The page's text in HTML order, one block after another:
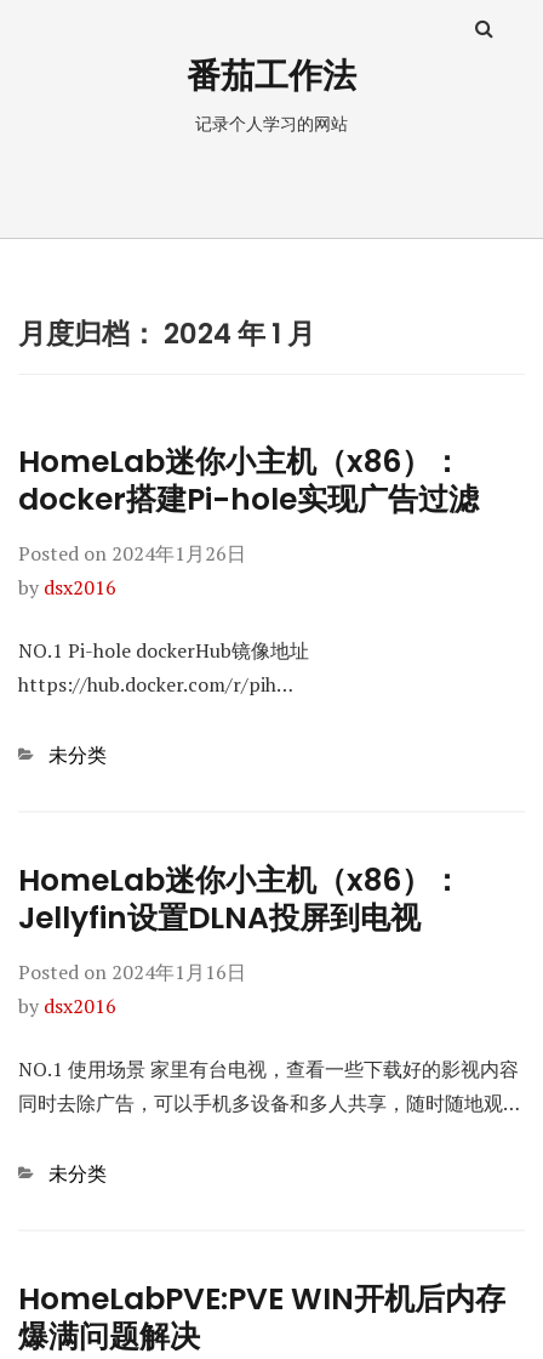
番茄工作法
记录个人学习的网站
月度归档： 2024 年 1 月
HomeLab迷你小主机（x86）：
docker搭建Pi-hole实现广告过滤
Posted on 2024年1月26日
by dsx2016
NO.1 Pi-hole dockerHub镜像地址
https://hub.docker.com/r/pih…
Categories
未分类
HomeLab迷你小主机（x86）：
Jellyfin设置DLNA投屏到电视
Posted on 2024年1月16日
by dsx2016
NO.1 使用场景 家里有台电视，查看一些下载好的影视内容
同时去除广告，可以手机多设备和多人共享，随时随地观…
Categories
未分类
HomeLabPVE:PVE WIN开机后内存
爆满问题解决